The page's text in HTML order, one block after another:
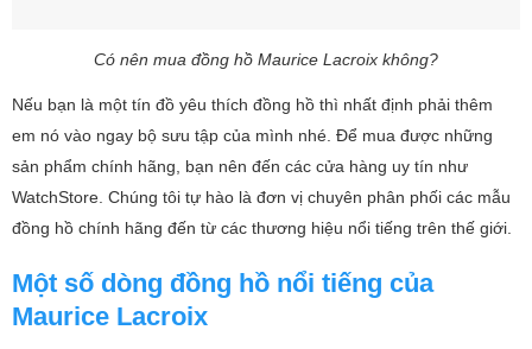
Có nên mua đồng hồ Maurice Lacroix không?
Nếu bạn là một tín đồ yêu thích đồng hồ thì nhất định phải thêm
em nó vào ngay bộ sưu tập của mình nhé. Để mua được những
sản phẩm chính hãng, bạn nên đến các cửa hàng uy tín như
WatchStore. Chúng tôi tự hào là đơn vị chuyên phân phối các mẫu
đồng hồ chính hãng đến từ các thương hiệu nổi tiếng trên thế giới.
Một số dòng đồng hồ nổi tiếng của
Maurice Lacroix